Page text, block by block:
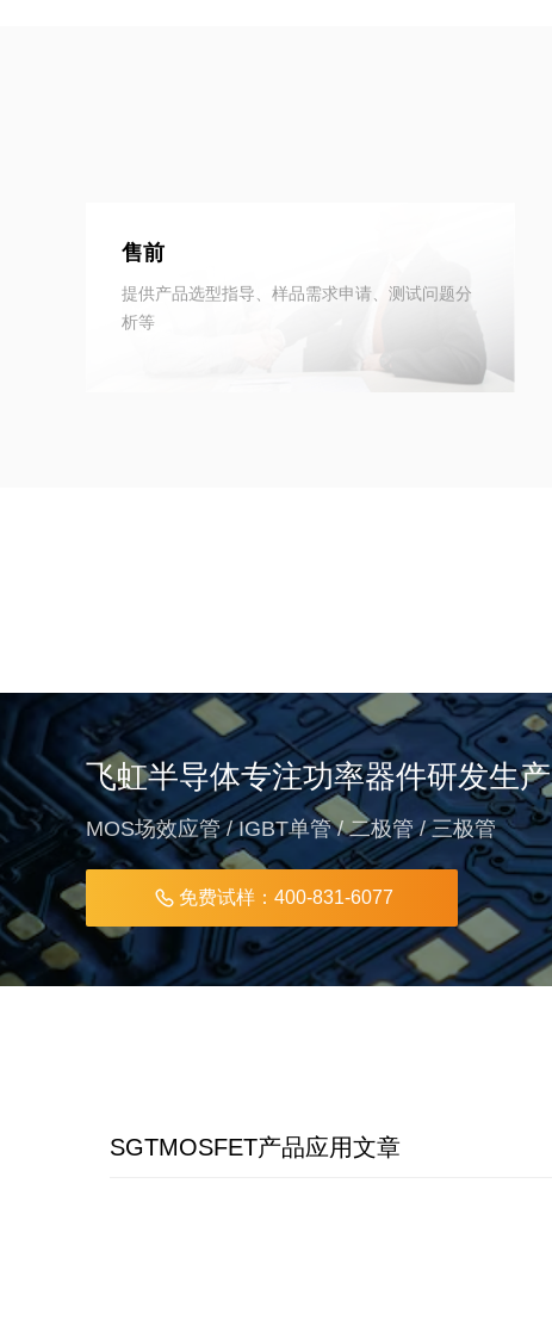
售前
提供产品选型指导、样品需求申请、测试问题分
析等
飞虹半导体专注功率器件研发生产
MOS场效应管 / IGBT单管 / 二极管 / 三极管
免费试样：400-831-6077
SGTMOSFET产品应用文章